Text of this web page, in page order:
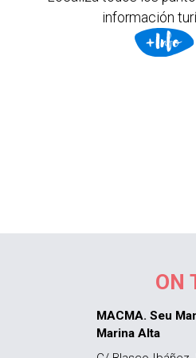
información
ON
MACMA. Seu
Marina Alta